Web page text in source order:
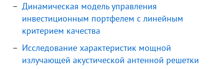
Динамическая модель управления
инвестиционным портфелем с линейным
критерием качества
Исследование характеристик мощной
излучающей акустической антенной решетки